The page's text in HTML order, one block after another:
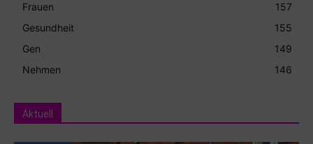
Frauen
157
Gesundheit
155
Gen
149
Nehmen
146
Aktuell